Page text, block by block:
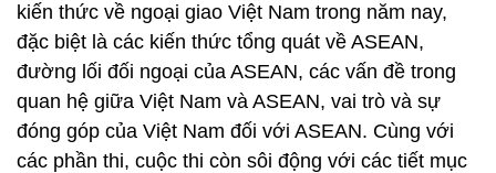
kiến thức về ngoại giao Việt Nam trong năm nay,
đặc biệt là các kiến thức tổng quát về ASEAN,
đường lối đối ngoại của ASEAN, các vấn đề trong
quan hệ giữa Việt Nam và ASEAN, vai trò và sự
đóng góp của Việt Nam đối với ASEAN. Cùng với
các phần thi, cuộc thi còn sôi động với các tiết mục